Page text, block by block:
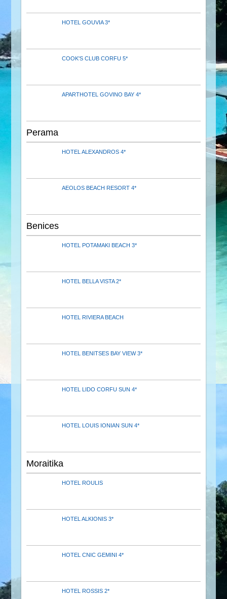
HOTEL GOUVIA 3*
COOK'S CLUB CORFU 5*
APARTHOTEL GOVINO BAY 4*
Perama
HOTEL ALEXANDROS 4*
AEOLOS BEACH RESORT 4*
Benices
HOTEL POTAMAKI BEACH 3*
HOTEL BELLA VISTA 2*
HOTEL RIVIERA BEACH
HOTEL BENITSES BAY VIEW 3*
HOTEL LIDO CORFU SUN 4*
HOTEL LOUIS IONIAN SUN 4*
Moraitika
HOTEL ROULIS
HOTEL ALKIONIS 3*
HOTEL CNIC GEMINI 4*
HOTEL ROSSIS 2*